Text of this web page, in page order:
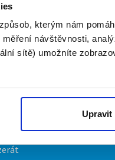
kterým nám
návštěvnosti,
sítě) umožníte
Upravit